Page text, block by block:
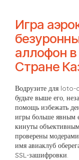
Игра
аллофон
Стране
Водрузите для loto-
будьте выше его,
помощь избежать
игры больше явным
кинуты
проверены
имя авиаклуб
SSL-зашифровки.